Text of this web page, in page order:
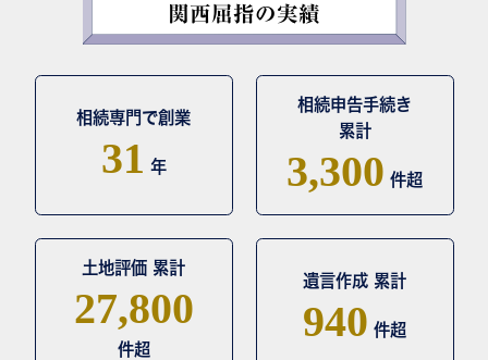
関西屈指の実績
相続専門で創業
31 年
相続申告手続き
累計
3,300 件超
土地評価 累計
27,800
件超
遺言作成 累計
940 件超